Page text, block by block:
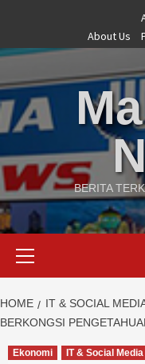
content
About Us
BERITA
HOME IT & SOCIAL
BERKONGSI
Ekonomi IT & Social Media